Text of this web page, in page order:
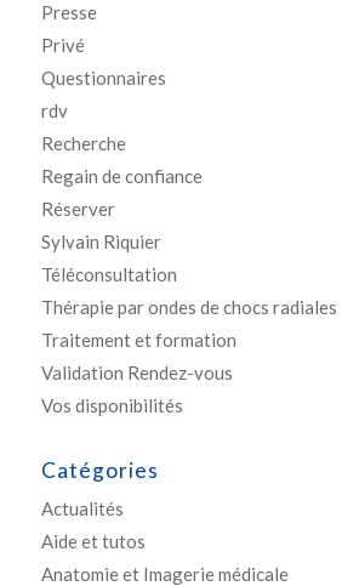
Presse
Privé
Questionnaires
rdv
Recherche
Regain de confiance
Réserver
Sylvain Riquier
Téléconsultation
Thérapie par ondes de chocs radiales
Traitement et formation
Validation Rendez-vous
Vos disponibilités
Catégories
Actualités
Aide et tutos
Anatomie et Imagerie médicale